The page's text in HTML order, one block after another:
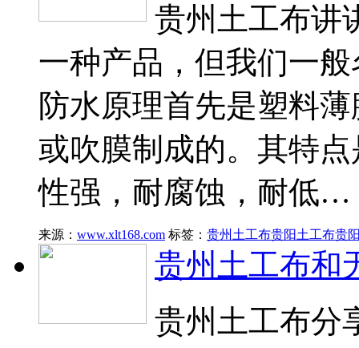
贵州土工布讲
一种产品，但我们一
防水原理首先是塑料
或吹膜制成的。其特
性强，耐腐蚀，耐低…
来源： www.xlt168.com 标签： 贵州土工布贵阳土工布贵
贵州土工布和
贵州土工布分